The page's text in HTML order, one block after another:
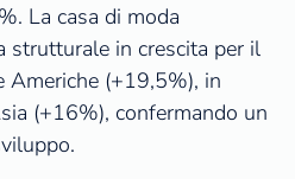
La casa di moda
strutturale in crescita per il
Americhe (+19,5%), in
(+16%), confermando un